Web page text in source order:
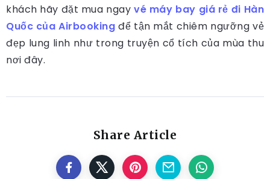
khách hãy đặt mua ngayvé máy bay giá rẻ đi Hàn
Quốc của Airbooking để tận mắt chiêm ngưỡng vẻ
đẹp lung linh như trong truyện cổ tích của mùa thu
nơi đây.
Share Article